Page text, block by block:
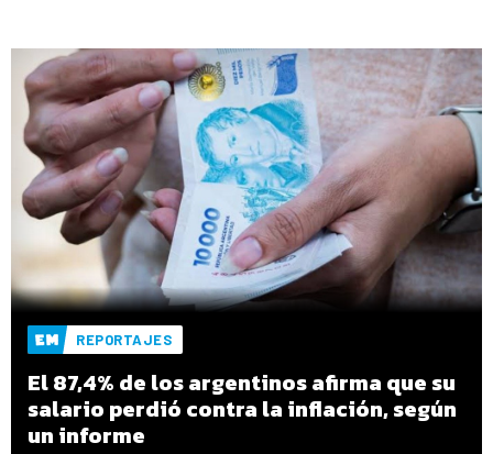
REPORTAJES
El 87,4% de los argentinos afirma que su
salario perdió contra la inflación, según
un informe